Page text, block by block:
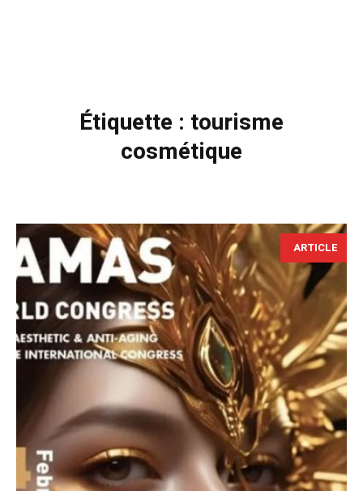
Étiquette : tourisme
cosmétique
ARTICLE